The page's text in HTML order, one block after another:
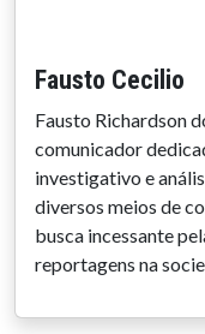
Fausto Cecilio
Fausto Richardson
comunicador
investigativo e
diversos meios de
busca incessante
reportagens na